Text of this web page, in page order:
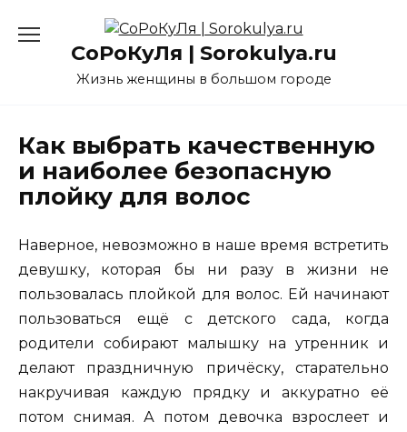
содержаниюСоРоКуЛя | Sorokulya.ru
Жизнь женщины в большом городе
Как выбрать качественную
и наиболее безопасную
плойку для волос
Наверное, невозможно в наше время встретить
девушку, которая бы ни разу в жизни не
пользовалась плойкой для волос. Ей начинают
пользоваться ещё с детского сада, когда
родители собирают малышку на утренник и
делают праздничную причёску, старательно
накручивая каждую прядку и аккуратно её
потом снимая. А потом девочка взрослеет и